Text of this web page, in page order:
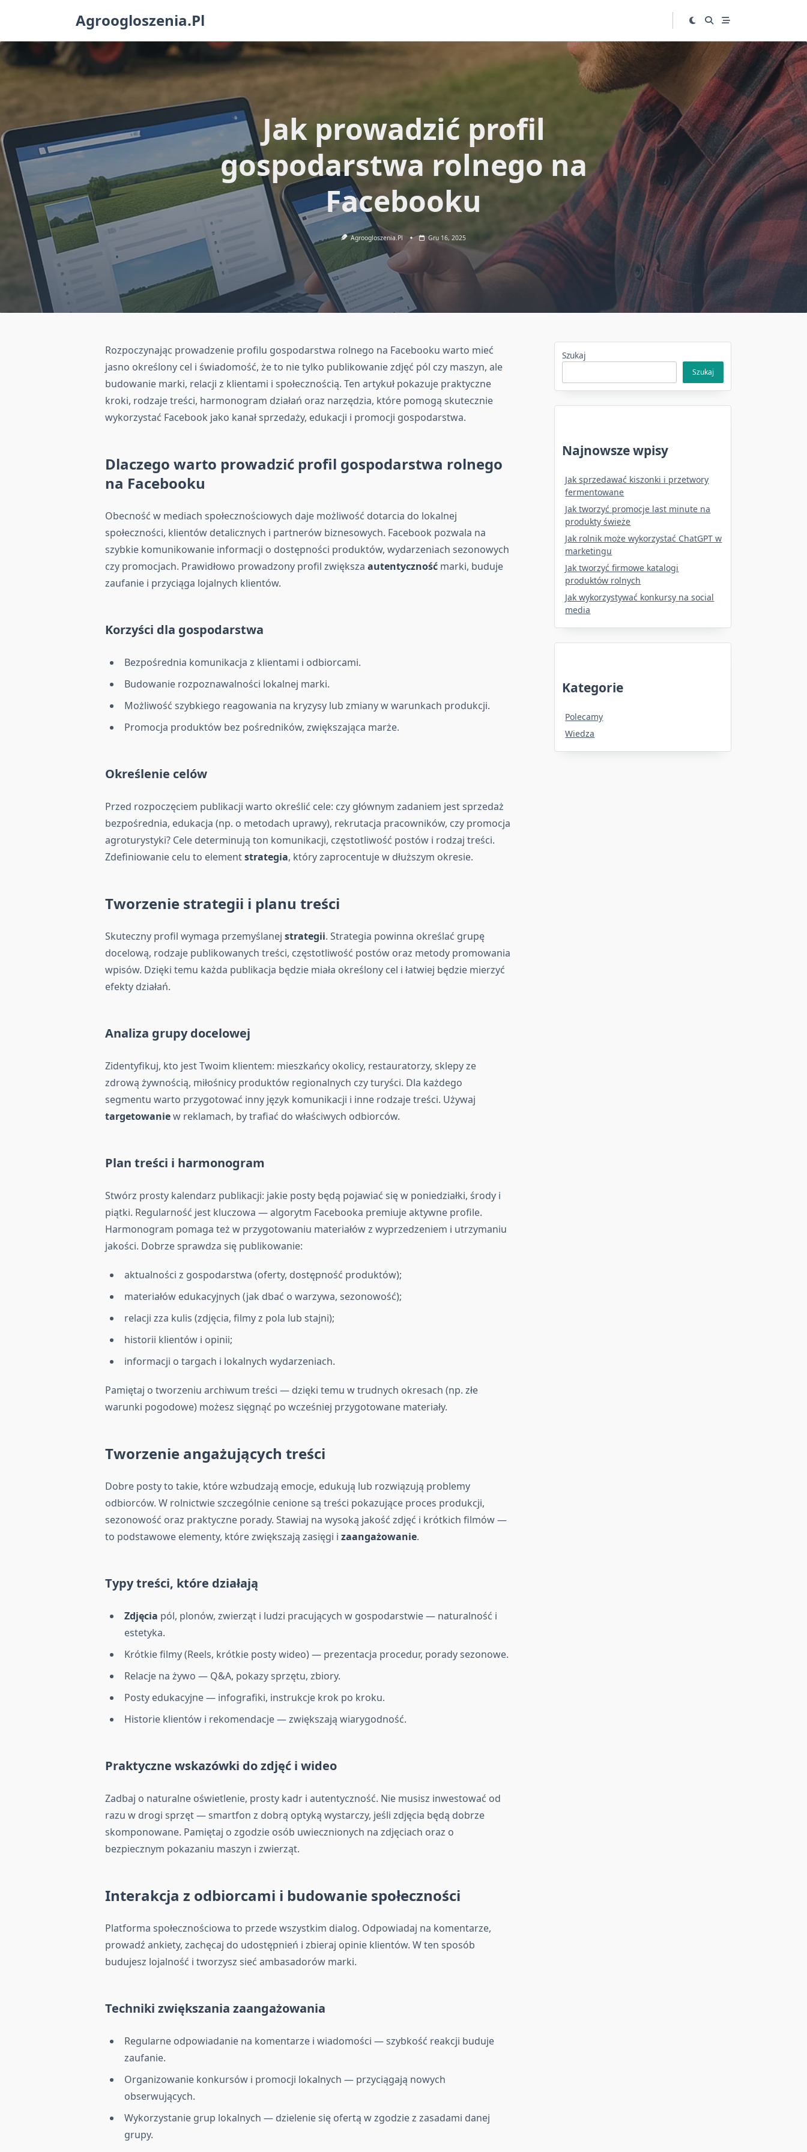
Agroogloszenia.pl
Jak prowadzić profil
gospodarstwa rolnego na
Facebooku
Agroogloszenia.pl Gru 16, 2025
Rozpoczynając prowadzenie profilu gospodarstwa rolnego na Facebooku warto mieć
jasno określony cel i świadomość, że to nie tylko publikowanie zdjęć pól czy maszyn, ale
budowanie marki, relacji z klientami i społecznością. Ten artykuł pokazuje praktyczne
kroki, rodzaje treści, harmonogram działań oraz narzędzia, które pomogą skutecznie
wykorzystać Facebook jako kanał sprzedaży, edukacji i promocji gospodarstwa.
Dlaczego warto prowadzić profil gospodarstwa rolnego
na Facebooku
Obecność w mediach społecznościowych daje możliwość dotarcia do lokalnej
społeczności, klientów detalicznych i partnerów biznesowych. Facebook pozwala na
szybkie komunikowanie informacji o dostępności produktów, wydarzeniach sezonowych
czy promocjach. Prawidłowo prowadzony profil zwiększaautentyczność marki, buduje
zaufanie i przyciąga lojalnych klientów.
Korzyści dla gospodarstwa
Bezpośrednia komunikacja z klientami i odbiorcami.
Budowanie rozpoznawalności lokalnej marki.
Możliwość szybkiego reagowania na kryzysy lub zmiany w warunkach produkcji.
Promocja produktów bez pośredników, zwiększająca marże.
Określenie celów
Przed rozpoczęciem publikacji warto określić cele: czy głównym zadaniem jest sprzedaż
bezpośrednia, edukacja (np. o metodach uprawy), rekrutacja pracowników, czy promocja
agroturystyki? Cele determinują ton komunikacji, częstotliwość postów i rodzaj treści.
Zdefiniowanie celu to elementstrategia, który zaprocentuje w dłuższym okresie.
Tworzenie strategii i planu treści
Skuteczny profil wymaga przemyślanejstrategii. Strategia powinna określać grupę
docelową, rodzaje publikowanych treści, częstotliwość postów oraz metody promowania
wpisów. Dzięki temu każda publikacja będzie miała określony cel i łatwiej będzie mierzyć
efekty działań.
Analiza grupy docelowej
Zidentyfikuj, kto jest Twoim klientem: mieszkańcy okolicy, restauratorzy, sklepy ze
zdrową żywnością, miłośnicy produktów regionalnych czy turyści. Dla każdego
segmentu warto przygotować inny język komunikacji i inne rodzaje treści. Używaj
targetowaniew reklamach, by trafiać do właściwych odbiorców.
Plan treści i harmonogram
Stwórz prosty kalendarz publikacji: jakie posty będą pojawiać się w poniedziałki, środy i
piątki. Regularność jest kluczowa — algorytm Facebooka premiuje aktywne profile.
Harmonogram pomaga też w przygotowaniu materiałów z wyprzedzeniem i utrzymaniu
jakości. Dobrze sprawdza się publikowanie:
aktualności z gospodarstwa (oferty, dostępność produktów);
materiałów edukacyjnych (jak dbać o warzywa, sezonowość);
relacji zza kulis (zdjęcia, filmy z pola lub stajni);
historii klientów i opinii;
informacji o targach i lokalnych wydarzeniach.
Pamiętaj o tworzeniu archiwum treści — dzięki temu w trudnych okresach (np. złe
warunki pogodowe) możesz sięgnąć po wcześniej przygotowane materiały.
Tworzenie angażujących treści
Dobre posty to takie, które wzbudzają emocje, edukują lub rozwiązują problemy
odbiorców. W rolnictwie szczególnie cenione są treści pokazujące proces produkcji,
sezonowość oraz praktyczne porady. Stawiaj na wysoką jakość zdjęć i krótkich filmów —
to podstawowe elementy, które zwiększają zasięgi izaangażowanie.
Typy treści, które działają
Zdjęcia pól, plonów, zwierząt i ludzi pracujących w gospodarstwie — naturalność i
estetyka.
Krótkie filmy (Reels, krótkie posty wideo) — prezentacja procedur, porady sezonowe.
Relacje na żywo — Q&A, pokazy sprzętu, zbiory.
Posty edukacyjne — infografiki, instrukcje krok po kroku.
Historie klientów i rekomendacje — zwiększają wiarygodność.
Praktyczne wskazówki do zdjęć i wideo
Zadbaj o naturalne oświetlenie, prosty kadr i autentyczność. Nie musisz inwestować od
razu w drogi sprzęt — smartfon z dobrą optyką wystarczy, jeśli zdjęcia będą dobrze
skomponowane. Pamiętaj o zgodzie osób uwiecznionych na zdjęciach oraz o
bezpiecznym pokazaniu maszyn i zwierząt.
Interakcja z odbiorcami i budowanie społeczności
Platforma społecznościowa to przede wszystkim dialog. Odpowiadaj na komentarze,
prowadź ankiety, zachęcaj do udostępnień i zbieraj opinie klientów. W ten sposób
budujesz lojalność i tworzysz sieć ambasadorów marki.
Techniki zwiększania zaangażowania
Regularne odpowiadanie na komentarze i wiadomości — szybkość reakcji buduje
zaufanie.
Organizowanie konkursów i promocji lokalnych — przyciągają nowych
obserwujących.
Wykorzystanie grup lokalnych — dzielenie się ofertą w zgodzie z zasadami danej
grupy.
Szukaj
Szukaj
Najnowsze wpisy
Jak sprzedawać kiszonki i przetwory
fermentowane
Jak tworzyć promocje last minute na
produkty świeże
Jak rolnik może wykorzystać ChatGPT w
marketingu
Jak tworzyć firmowe katalogi
produktów rolnych
Jak wykorzystywać konkursy na social
media
Kategorie
Polecamy
Wiedza